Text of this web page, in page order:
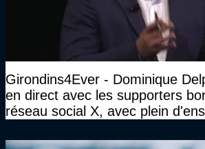
Girondins4Ever - Dominique
en direct avec les supporters
réseau social X, avec plein